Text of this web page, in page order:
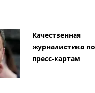
Качественная
журналистика по
пресс-картам